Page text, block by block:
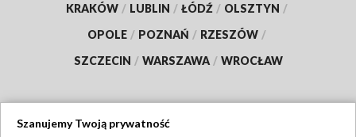
KRAKÓW / LUBLIN / ŁÓDŹ / OLSZTYN /
OPOLE / POZNAŃ / RZESZÓW /
SZCZECIN / WARSZAWA / WROCŁAW
Szanujemy Twoją prywatność